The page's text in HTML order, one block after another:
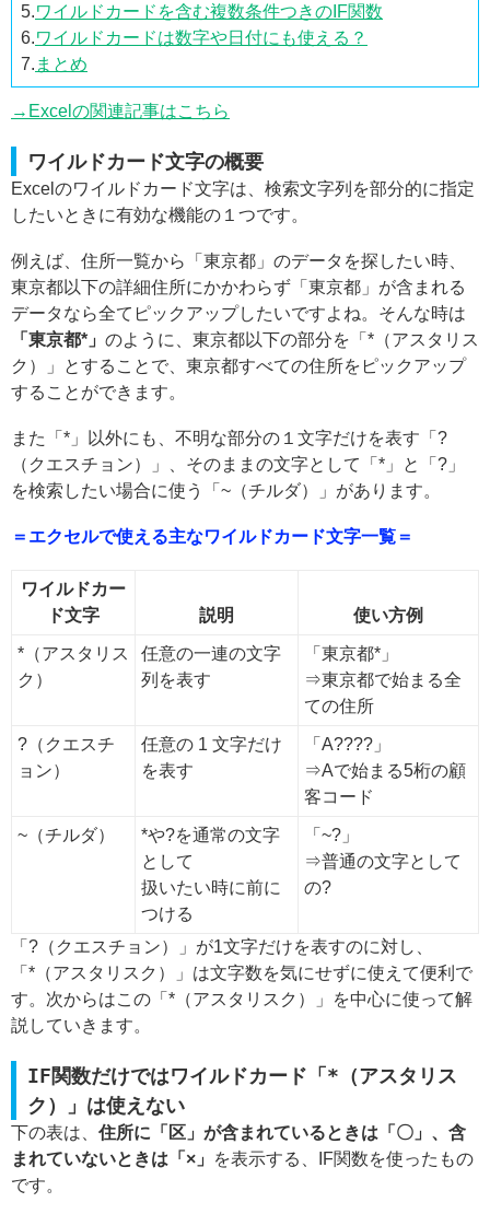
5.ワイルドカードを含む複数条件つきのIF関数
6.ワイルドカードは数字や日付にも使える？
7. まとめ
→Excelの関連記事はこちら
ワイルドカード文字の概要
Excelのワイルドカード文字は、検索文字列を部分的に指定
したいときに有効な機能の１つです。
例えば、住所一覧から「東京都」のデータを探したい時、
東京都以下の詳細住所にかかわらず「東京都」が含まれる
データなら全てピックアップしたいですよね。そんな時は
「東京都*」 のように、東京都以下の部分を「*（アスタリス
ク）」とすることで、東京都すべての住所をピックアップ
することができます。
また「*」以外にも、不明な部分の１文字だけを表す「?
（クエスチョン）」、そのままの文字として「*」と「?」
を検索したい場合に使う「~（チルダ）」があります。
＝エクセルで使える主なワイルドカード文字一覧＝
ワイルドカー
ド文字
説明 使い方例
*（アスタリス
ク）
任意の一連の文字
列を表す
「東京都*」
⇒東京都で始まる全
ての住所
?（クエスチ
ョン）
任意の 1 文字だけ
を表す
「A????」
⇒Aで始まる5桁の顧
客コード
~（チルダ）
*や?を通常の文字
として
扱いたい時に前に
つける
「~?」
⇒普通の文字として
の?
「?（クエスチョン）」が1文字だけを表すのに対し、
「*（アスタリスク）」は文字数を気にせずに使えて便利で
す。次からはこの「*（アスタリスク）」を中心に使って解
説していきます。
IF関数だけではワイルドカード「*（アスタリス
ク）」は使えない
下の表は、 住所に「区」が含まれているときは「〇」、含
まれていないときは「×」
を表示する、IF関数を使ったもの
です。